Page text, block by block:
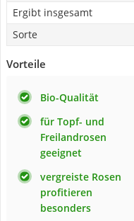
Ergibt insgesamt
Sorte
Vorteile
Bio-Qualität
für Topf- und
Freilandrosen
geeignet
vergreiste Rosen
profitieren
besonders